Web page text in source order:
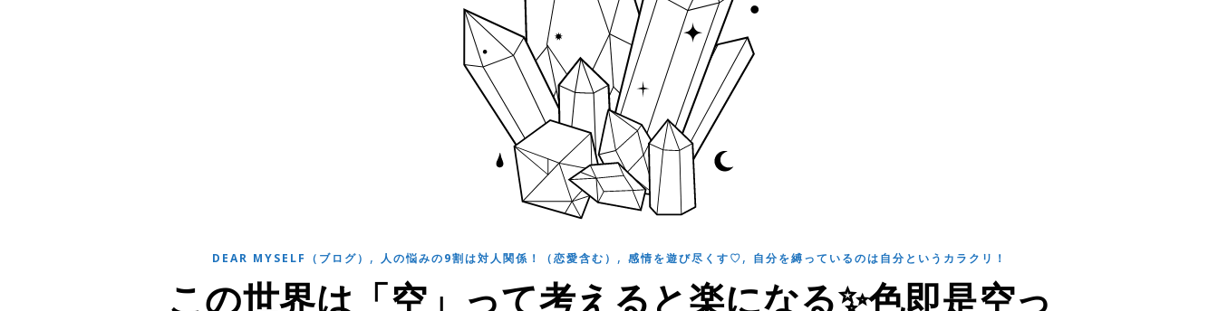
DEAR MYSELF（ブログ） , 人の悩みの9割は対人関係！（恋愛含む） , 感情を遊び尽くす♡, 自分を縛っているのは自分というカラクリ！
この世界は「空」って考えると楽になる✨色即是空っ